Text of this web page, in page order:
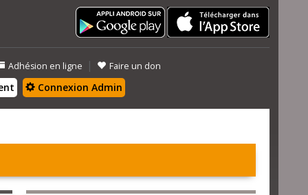
Adhésion en ligne | Faire un don
Connexion Admin